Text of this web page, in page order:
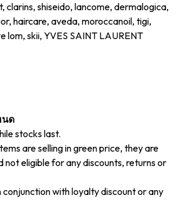
นด
stocks last.
are selling in green price, they are
not eligible for any discounts, returns or
conjunction with loyalty discount or any